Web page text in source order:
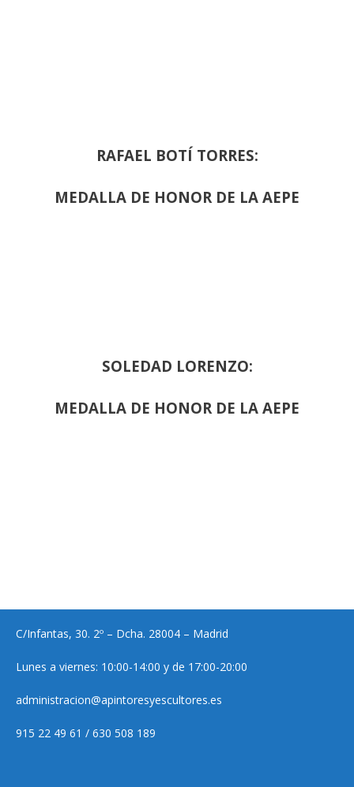
RAFAEL BOTÍ TORRES:
MEDALLA DE HONOR DE LA AEPE
SOLEDAD LORENZO:
MEDALLA DE HONOR DE LA AEPE
C/Infantas, 30. 2º – Dcha. 28004 – Madrid
Lunes a viernes: 10:00-14:00 y de 17:00-20:00
administracion@apintoresyescultores.es
915 22 49 61 / 630 508 189